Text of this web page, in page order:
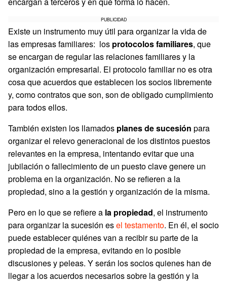
PUBLICIDAD
Existe un instrumento muy útil para organizar la vida de
las empresas familiares: los protocolos familiares, que
se encargan de regular las relaciones familiares y la
organización empresarial. El protocolo familiar no es otra
cosa que acuerdos que establecen los socios libremente
y, como contratos que son, son de obligado cumplimiento
para todos ellos.
También existen los llamados planes de sucesión para
organizar el relevo generacional de los distintos puestos
relevantes en la empresa, intentando evitar que una
jubilación o fallecimiento de un puesto clave genere un
problema en la organización. No se refieren a la
propiedad, sino a la gestión y organización de la misma.
Pero en lo que se refiere a la propiedad, el instrumento
para organizar la sucesión esel testamento. En él, el socio
puede establecer quiénes van a recibir su parte de la
propiedad de la empresa, evitando en lo posible
discusiones y peleas. Y serán los socios quienes han de
llegar a los acuerdos necesarios sobre la gestión y la